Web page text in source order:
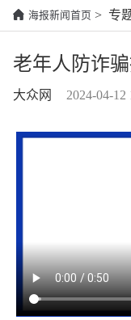
海报新闻首页 > 专
老年人防诈
大众网 2024-04-12